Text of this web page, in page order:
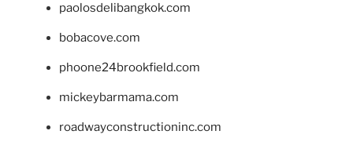
paolosdelibangkok.com
bobacove.com
phoone24brookfield.com
mickeybarmama.com
roadwayconstructioninc.com